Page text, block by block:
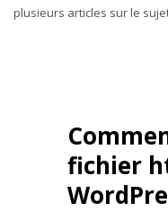
plusieurs articles sur le
fichier